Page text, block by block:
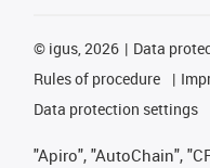
© igus, 2026 Data
Rules of procedure
Data protection settings
"Apiro", "AutoChain",